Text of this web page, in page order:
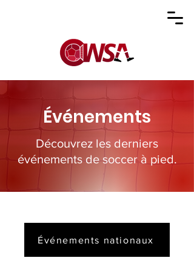
Événements
Découvrez les derniers
événements de soccer à pied.
Événements nationaux